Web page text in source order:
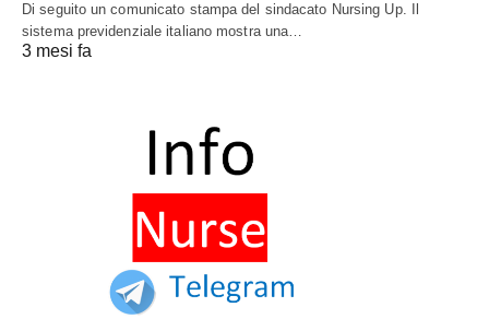
Di seguito un comunicato stampa del sindacato Nursing Up. Il
sistema previdenziale italiano mostra una…
3 mesi fa